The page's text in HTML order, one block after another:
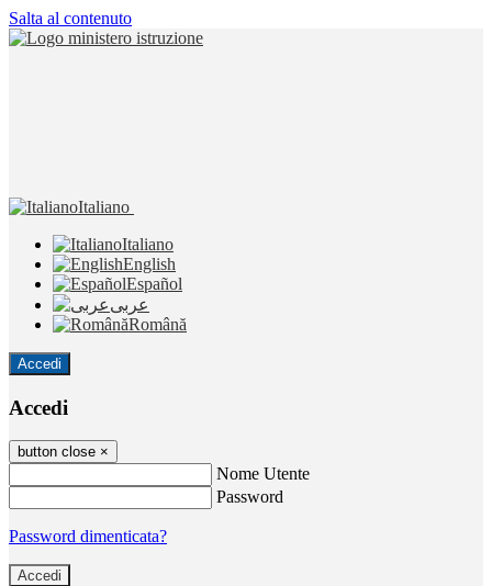
Salta al contenuto
Italiano
Italiano
English
Español
عربى
Română
Accedi
Accedi
button close ×
Nome Utente
Password
Password dimenticata?